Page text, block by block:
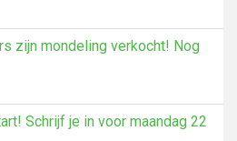
zijn mondeling verkocht! Nog
Schrijf je in voor maandag 22